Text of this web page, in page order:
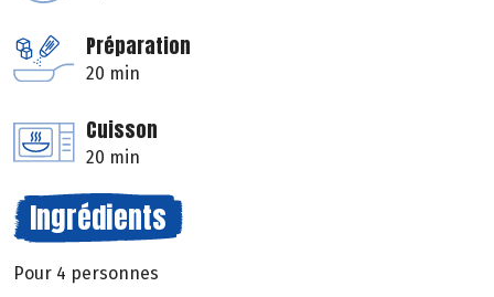
Préparation
20 min
Cuisson
20 min
Ingrédients
Pour 4 personnes